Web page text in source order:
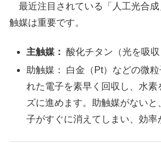
最近注目されている「人工光合成
触媒は重要です。
主触媒： 酸化チタン（光を吸収
助触媒： 白金（Pt）などの微
れた電子を素早く回収し、水素
ズに進めます。助触媒がない
子がすぐに消えてしまい、効率